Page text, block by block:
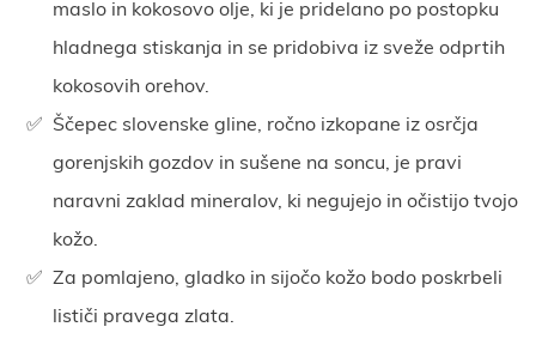
maslo in kokosovo olje, ki je pridelano po postopku
hladnega stiskanja in se pridobiva iz sveže odprtih
kokosovih orehov.
Ščepec slovenske gline, ročno izkopane iz osrčja
gorenjskih gozdov in sušene na soncu, je pravi
naravni zaklad mineralov, ki negujejo in očistijo tvojo
kožo.
Za pomlajeno, gladko in sijočo kožo bodo poskrbeli
lističi pravega zlata.